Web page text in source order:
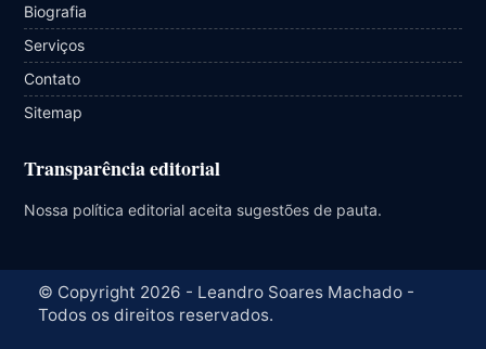
Biografia
Serviços
Contato
Sitemap
Transparência editorial
Nossa política editorial aceita sugestões de pauta.
© Copyright 2026 - Leandro Soares Machado -
Todos os direitos reservados.